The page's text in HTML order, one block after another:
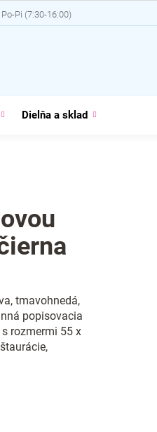
Dielňa a sklad
tmavohnedá,
popisovacia
rozmermi 55 x